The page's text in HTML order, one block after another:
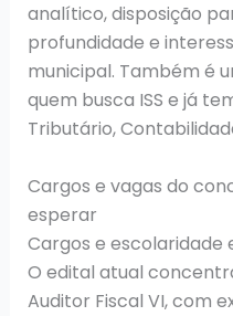
analítico, disposição
profundidade e
municipal. Também é
quem busca ISS e já
Tributário,
Cargos e vagas do
esperar
Cargos e escolaridade
O edital atual
Auditor Fiscal VI, com